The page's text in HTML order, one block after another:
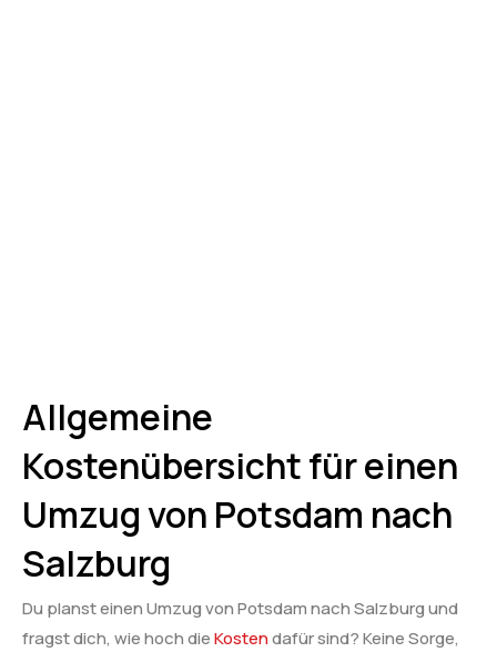
Allgemeine
Kostenübersicht für einen
Umzug von Potsdam nach
Salzburg
Du planst einen Umzug von Potsdam nach Salzburg und
fragst dich, wie hoch dieKostendafür sind? Keine Sorge,